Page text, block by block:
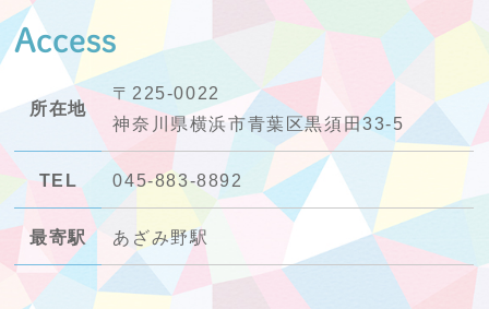
Access
所在地
〒225-0022
神奈川県横浜市青葉区黒須田33-5
TEL 045-883-8892
最寄駅 あざみ野駅